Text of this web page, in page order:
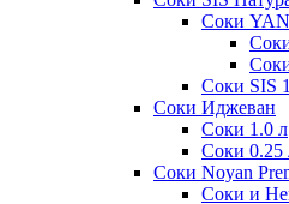
Соки YAN
Соки SIS
Соки Иджеван
Соки 1.0 л
Соки 0.25
Соки Noyan
Соки и